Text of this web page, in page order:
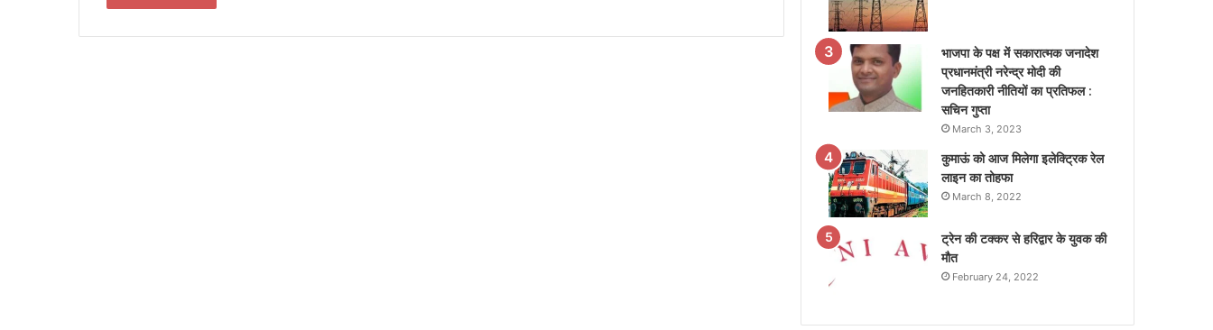
भाजपा के पक्ष में सकारात्मक जनादेश
प्रधानमंत्री नरेन्द्र मोदी की
जनहितकारी नीतियों का प्रतिफल :
सचिन गुप्ता
March 3, 2023
कुमाऊं को आज मिलेगा इलेक्ट्रिक रेल
लाइन का तोहफा
March 8, 2022
ट्रेन की टक्कर से हरिद्वार के युवक की
मौत
February 24, 2022